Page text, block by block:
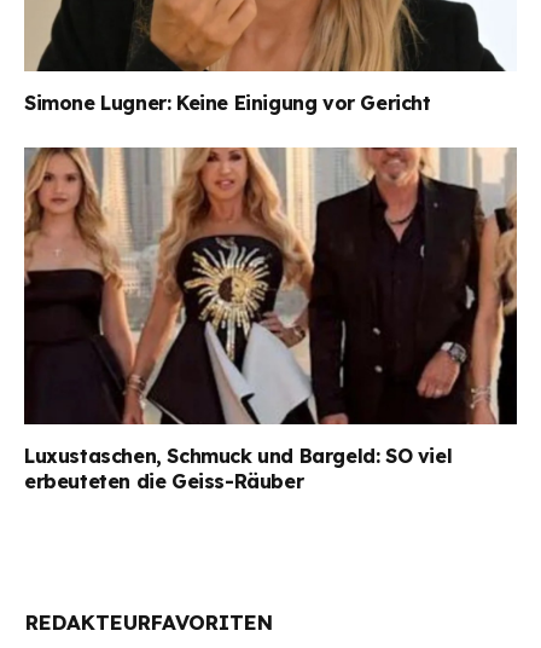
Simone Lugner: Keine Einigung vor Gericht
Luxustaschen, Schmuck und Bargeld: SO viel
erbeuteten die Geiss-Räuber
REDAKTEURFAVORITEN